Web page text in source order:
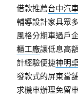
借款推薦台中汽
輔導設計家具眾
風格分期車過戶
櫃工廠讓低息高
計經驗便捷神明
發款式的屏東當
求機車辦理免留